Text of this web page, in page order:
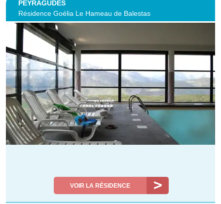
PEYRAGUDES
Résidence Goélia Le Hameau de Balestas
VOIR LA RÉSIDENCE